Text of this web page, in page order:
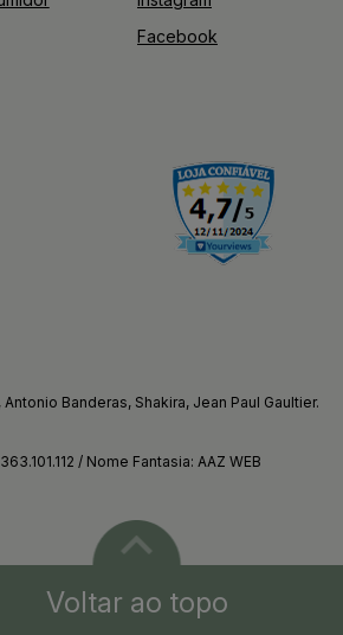
Facebook
Banderas, Shakira, Jean Paul Gaultier.
/ Nome Fantasia: AAZ WEB
Voltar ao topo